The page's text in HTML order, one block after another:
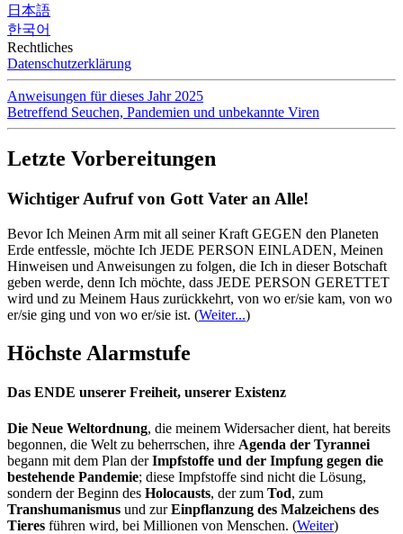
日本語
한국어
Rechtliches
Datenschutzerklärung
Anweisungen für dieses Jahr 2025
Betreffend Seuchen, Pandemien und unbekannte Viren
Letzte Vorbereitungen
Wichtiger Aufruf von Gott Vater an Alle!
Bevor Ich Meinen Arm mit all seiner Kraft GEGEN den Planeten
Erde entfessle, möchte Ich JEDE PERSON EINLADEN, Meinen
Hinweisen und Anweisungen zu folgen, die Ich in dieser Botschaft
geben werde, denn Ich möchte, dass JEDE PERSON GERETTET
wird und zu Meinem Haus zurückkehrt, von wo er/sie kam, von wo
er/sie ging und von wo er/sie ist. (Weiter...)
Höchste Alarmstufe
Das ENDE unserer Freiheit, unserer Existenz
Die Neue Weltordnung, die meinem Widersacher dient, hat bereits
begonnen, die Welt zu beherrschen, ihre Agenda der Tyrannei
begann mit dem Plan derImpfstoffe und der Impfung gegen die
bestehende Pandemie; diese Impfstoffe sind nicht die Lösung,
sondern der Beginn des Holocausts, der zum Tod, zum
Transhumanismus und zurEinpflanzung des Malzeichens des
Tieres führen wird, bei Millionen von Menschen. (Weiter)